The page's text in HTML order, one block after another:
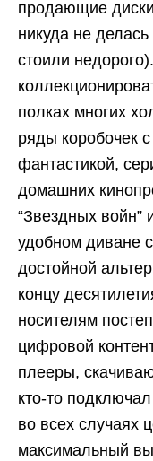
продающие
никуда не
стоили
полках многих
ряды коробочек
фантастикой,
домашних
“Звездных войн”
удобном диване
достойной
концу
носителям
цифровой
плееры,
кто-то
во всех случаях
максимальный